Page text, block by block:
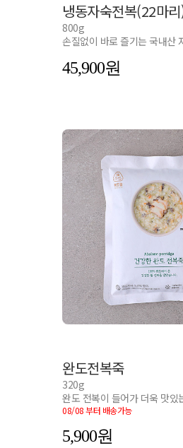
냉동자숙전복(22마
800g
손질없이 바로 즐기는 국내산
45,900
완도전복죽
320g
완도 전복이 들어가 더욱 맛있
08/08 부터 배송가능
5,900